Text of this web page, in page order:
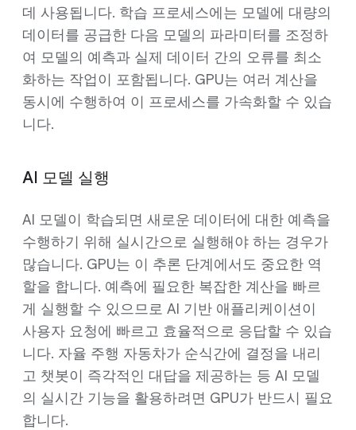
데 사용됩니다. 학습 프로세스에는 모델에 대량의
데이터를 공급한 다음 모델의 파라미터를 조정하
여 모델의 예측과 실제 데이터 간의 오류를 최소
화하는 작업이 포함됩니다. GPU는 여러 계산을
동시에 수행하여 이 프로세스를 가속화할 수 있습
니다.
AI 모델 실행
AI 모델이 학습되면 새로운 데이터에 대한 예측을
수행하기 위해 실시간으로 실행해야 하는 경우가
많습니다. GPU는 이 추론 단계에서도 중요한 역
할을 합니다. 예측에 필요한 복잡한 계산을 빠르
게 실행할 수 있으므로 AI 기반 애플리케이션이
사용자 요청에 빠르고 효율적으로 응답할 수 있습
니다. 자율 주행 자동차가 순식간에 결정을 내리
고 챗봇이 즉각적인 대답을 제공하는 등 AI 모델
의 실시간 기능을 활용하려면 GPU가 반드시 필요
합니다.